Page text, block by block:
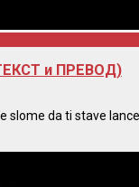
и ПРЕВОД)
slome da ti stave